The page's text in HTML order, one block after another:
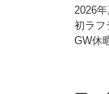
2026
初ラフ
GW休